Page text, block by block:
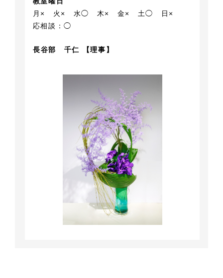
月×
火× 水◯ 木× 金× 土◯
日×
応相談：◯
長谷部 千仁 【理事】